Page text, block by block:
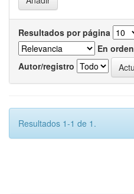
Resultados por página
En orden
Autor/registro
Resultados 1-1 de 1.